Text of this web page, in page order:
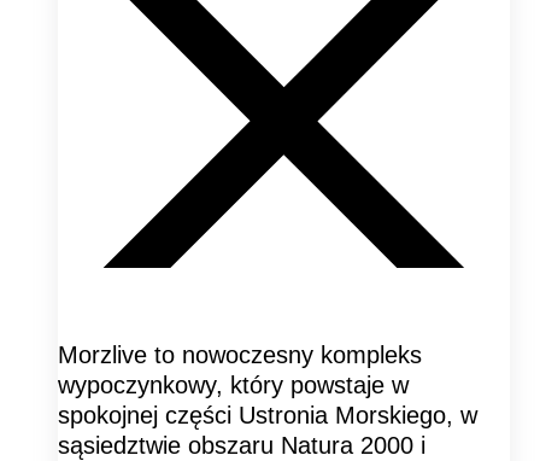
Morzlive to nowoczesny kompleks
wypoczynkowy, który powstaje w
spokojnej części Ustronia Morskiego, w
sąsiedztwie obszaru Natura 2000 i